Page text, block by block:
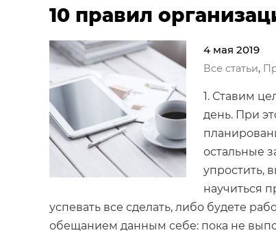
10 правил
4 мая 2019
Все статьи,
1. Ставим
день. При
остальные
упростить,
научиться
успевать все сделать, либо будете
обещанием данным себе: пока не